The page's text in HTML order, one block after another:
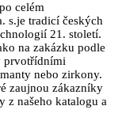
celém
s.je tradicí českých
21. století.
na zakázku podle
prvotřídními
nebo zirkony.
zaujnou zákazníky
z našeho katalogu a